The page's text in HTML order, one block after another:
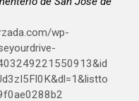
wp-